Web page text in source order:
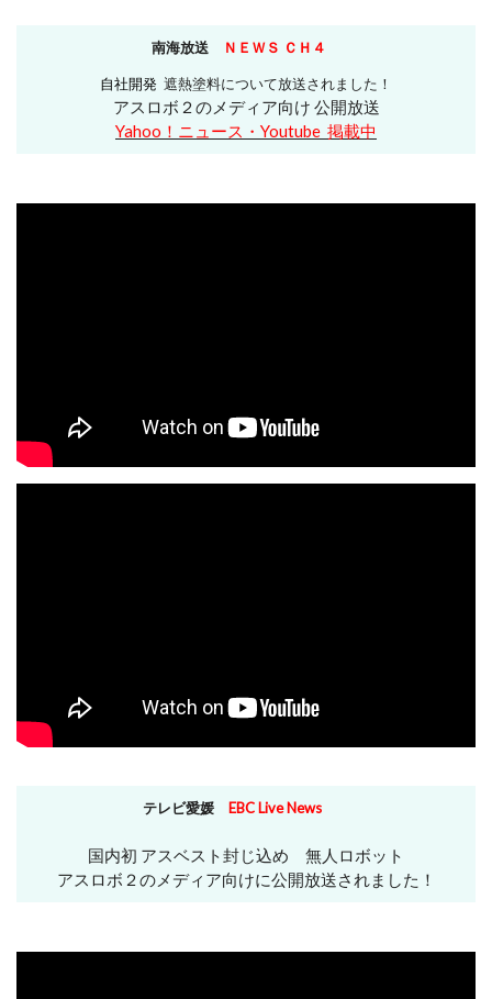
南海放送 ＮＥＷＳ ＣＨ４
自社開発 遮熱塗料について放送されました！
アスロボ２のメディア向け 公開放送
Yahoo！ニュース・Youtube 掲載中
テレビ愛媛 EBC Live News
国内初 アスベスト封じ込め 無人ロボット
アスロボ２のメディア向けに公開放送されました！